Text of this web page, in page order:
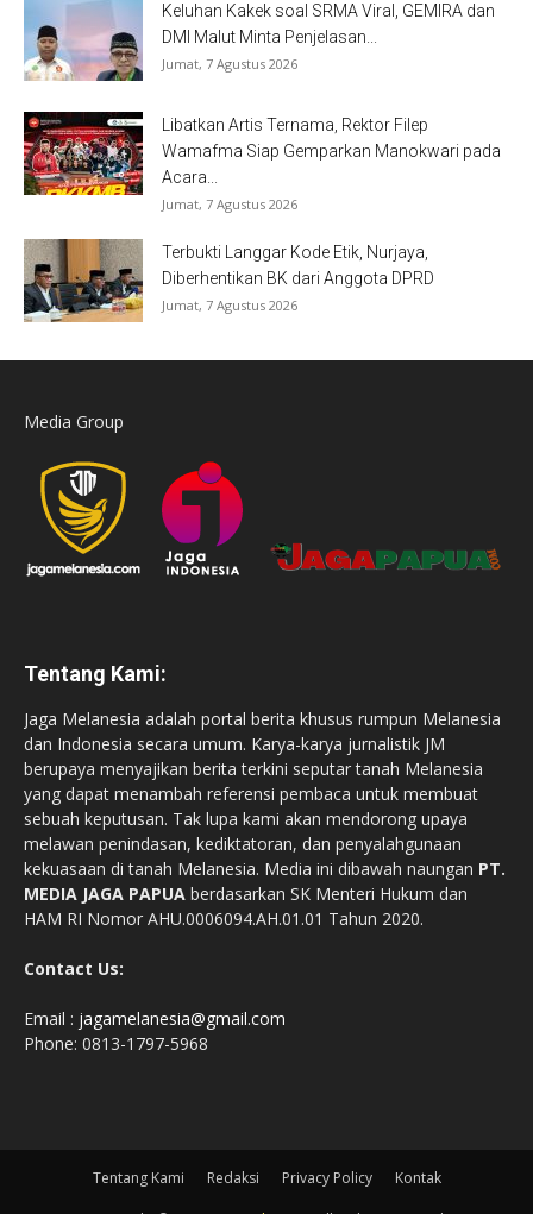
Keluhan Kakek soal SRMA Viral, GEMIRA dan
DMI Malut Minta Penjelasan...
Jumat, 7 Agustus 2026
Libatkan Artis Ternama, Rektor Filep
Wamafma Siap Gemparkan Manokwari pada
Acara...
Jumat, 7 Agustus 2026
Terbukti Langgar Kode Etik, Nurjaya,
Diberhentikan BK dari Anggota DPRD
Jumat, 7 Agustus 2026
Media Group
Tentang Kami:
Jaga Melanesia adalah portal berita khusus rumpun Melanesia
dan Indonesia secara umum. Karya-karya jurnalistik JM
berupaya menyajikan berita terkini seputar tanah Melanesia
yang dapat menambah referensi pembaca untuk membuat
sebuah keputusan. Tak lupa kami akan mendorong upaya
melawan penindasan, kediktatoran, dan penyalahgunaan
kekuasaan di tanah Melanesia. Media ini dibawah naungan PT.
MEDIA JAGA PAPUA berdasarkan SK Menteri Hukum dan
HAM RI Nomor AHU.0006094.AH.01.01 Tahun 2020.
Contact Us:
Email : jagamelanesia@gmail.com
Phone: 0813-1797-5968
Tentang Kami Redaksi Privacy Policy Kontak